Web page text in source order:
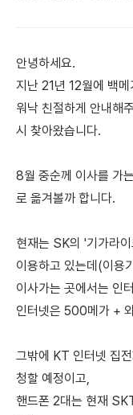
안녕하세요.
지난 21년 12월에 백
워낙 친절하게 안내해
시 찾아왔습니다.
8월 중순께 이사를 가
로 옮겨볼까 합니다.
현재는 SK의 '기가라
이용하고 있는데(이용
이사가는 곳에서는 인
인터넷은 500메가 +
그밖에 KT 인터넷 집
청할 예정이고,
핸드폰 2대는 현재